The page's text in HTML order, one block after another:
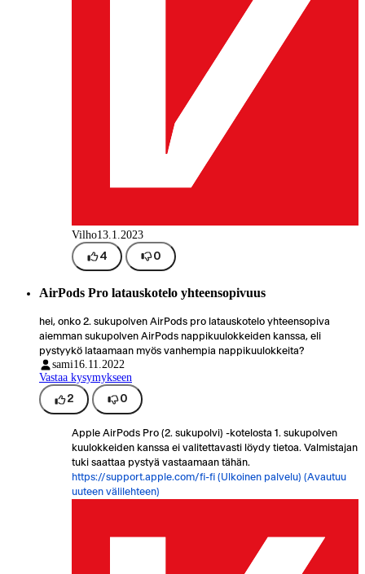
Vilho13.1.2023
4 0
AirPods Pro latauskotelo yhteensopivuus
hei, onko 2. sukupolven AirPods pro latauskotelo yhteensopiva
aiemman sukupolven AirPods nappikuulokkeiden kanssa, eli
pystyykö lataamaan myös vanhempia nappikuulokkeita?
sami16.11.2022
Vastaa kysymykseen
2 0
Apple AirPods Pro (2. sukupolvi) -kotelosta 1. sukupolven
kuulokkeiden kanssa ei valitettavasti löydy tietoa. Valmistajan
tuki saattaa pystyä vastaamaan tähän.
https://support.apple.com/fi-fi (Ulkoinen palvelu) (Avautuu
uuteen välilehteen)